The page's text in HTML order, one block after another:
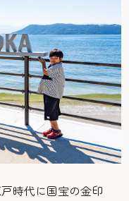
時代に国宝の金印